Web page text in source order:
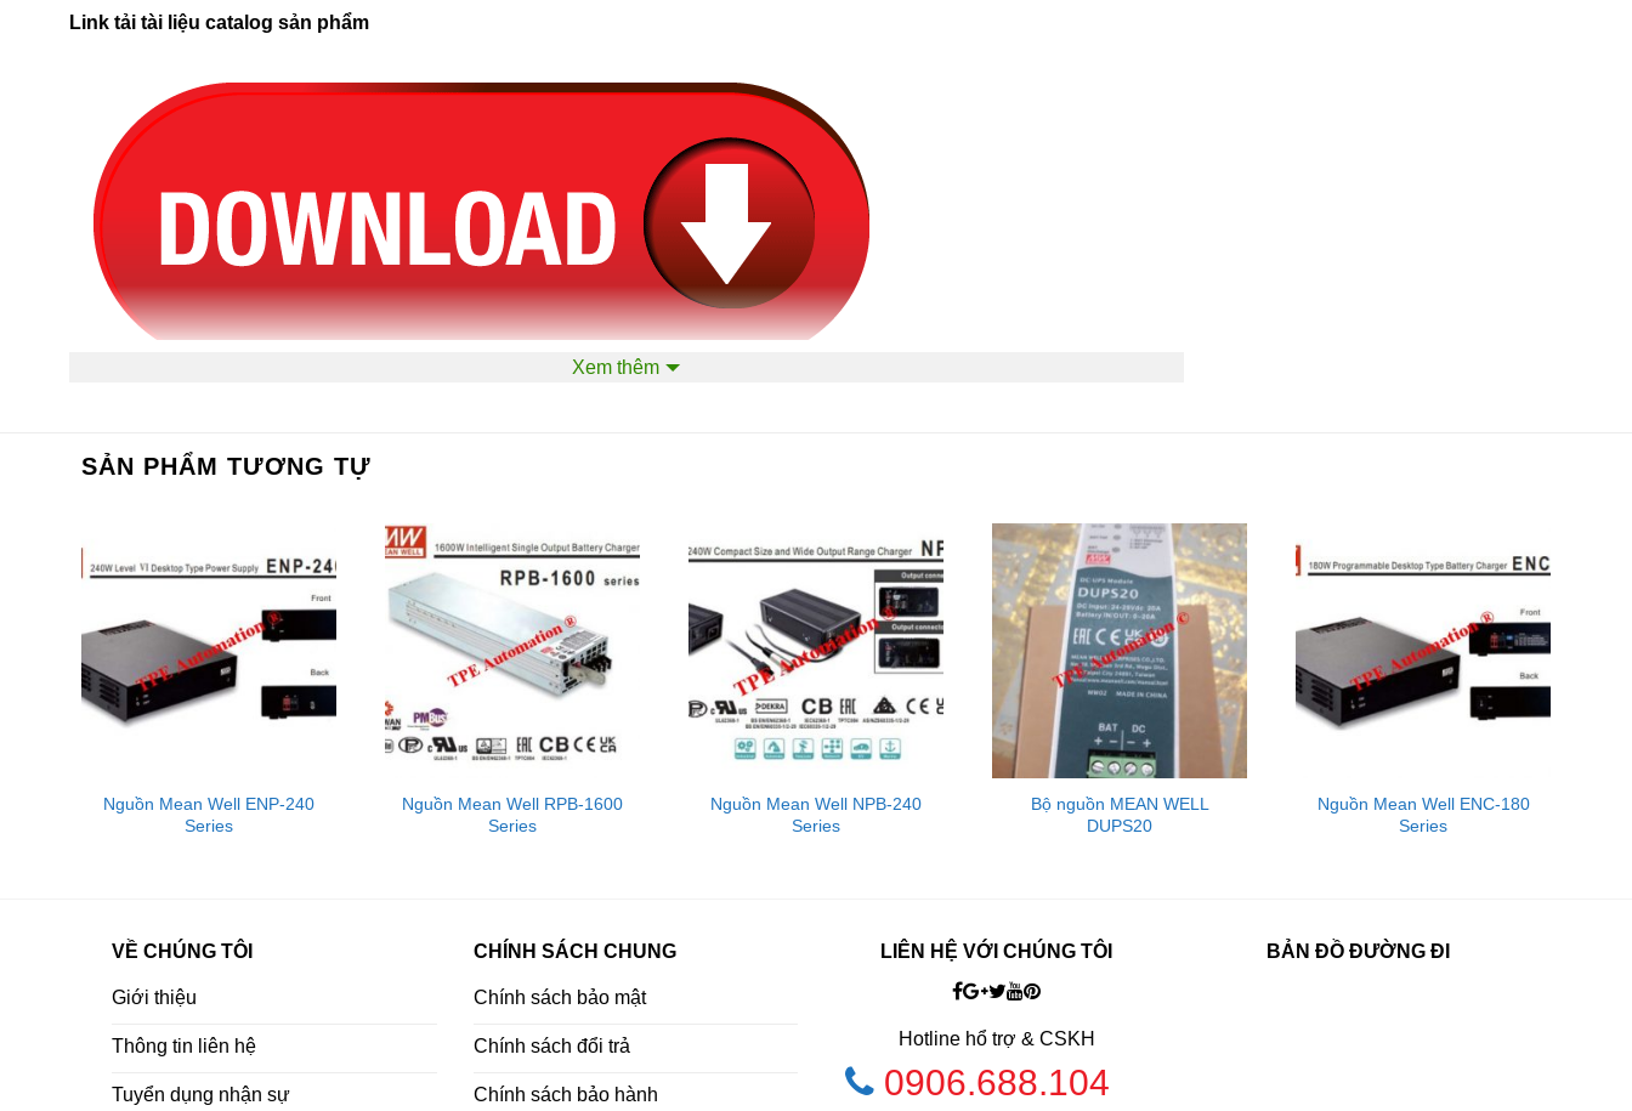
Link tải tài liệu catalog sản phẩm
Xem thêm
SẢN PHẨM TƯƠNG TỰ
Nguồn Mean Well ENP-240
Series
Nguồn Mean Well RPB-1600
Series
Nguồn Mean Well NPB-240
Series
Bộ nguồn MEAN WELL
DUPS20
Nguồn Mean Well ENC-180
Series
VỀ CHÚNG TÔI
Giới thiệu
Thông tin liên hệ
Tuyển dụng nhận sự
CHÍNH SÁCH CHUNG
Chính sách bảo mật
Chính sách đổi trả
Chính sách bảo hành
LIÊN HỆ VỚI CHÚNG TÔI
Hotline hổ trợ & CSKH
0906.688.104
BẢN ĐỒ ĐƯỜNG ĐI